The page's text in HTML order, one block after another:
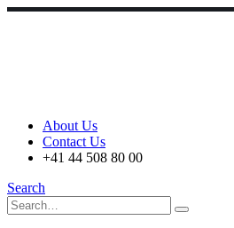
About Us
Contact Us
+41 44 508 80 00
Search